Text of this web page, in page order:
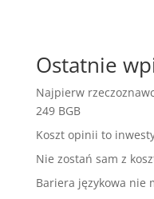
Ostatnie
Najpierw
249 BGB
Koszt opinii to
Nie zostań sam z
Bariera językowa nie